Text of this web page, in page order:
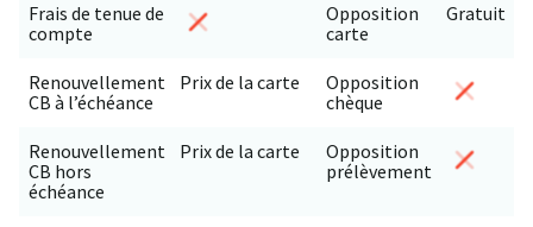
Frais de tenue de
compte
Opposition
carte
Gratuit
Renouvellement
CB à l’échéance
Prix de la carte
Opposition
chèque
Renouvellement
CB hors
échéance
Prix de la carte
Opposition
prélèvement